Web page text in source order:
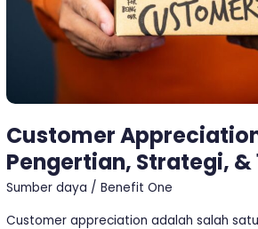
Customer
Pengertian, Strategi, &
Sumber daya /Benefit One
Customer appreciation adalah salah
Idenya